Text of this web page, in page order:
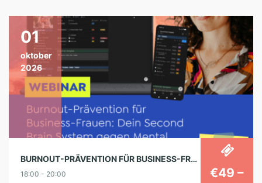
01
oktober
2026
BURNOUT-PRÄVENTION FÜR BUSINESS-FRAUEN: DEIN SECOND BRAIN SYSTEM GEGEN MENTAL OVERLOAD​
18:00 - 20:00
€49 –